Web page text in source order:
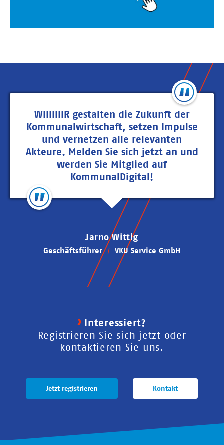
WIIIIIIIR gestalten die Zukunft der
Kommunalwirtschaft, setzen Impulse
und vernetzen alle relevanten
Akteure. Melden Sie sich jetzt an und
werden Sie Mitglied auf
KommunalDigital!
Jarno Wittig
Geschäftsführer VKU Service GmbH
Interessiert?
Registrieren Sie sich jetzt oder
kontaktieren Sie uns.
Jetzt registrieren Kontakt